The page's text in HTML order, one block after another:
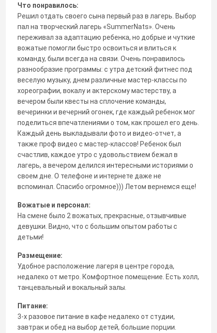
Что понравилось:
Решил отдать своего сына первый раз в лагерь. Выбор
пал на творческий лагерь «SummerNats». Очень
переживал за адаптацию ребенка, но добрые и чуткие
вожатые помогли быстро освоиться и влиться к
команду, были всегда на связи. Очень понравилось
разнообразие программы: с утра детский фитнес под
веселую музыку, днем различные мастер-классы по
хореографии, вокалу и актерскому мастерству, а
вечером были квесты на сплочение команды,
вечеринки и вечерний огонек, где каждый ребенок мог
поделиться впечатлениями о том, как прошел его день.
Каждый день выкладывали фото и видео-отчет, а
также проф видео с мастер-классов! Ребенок был
счастлив, каждое утро с удовольствием бежал в
лагерь, а вечером делился интересными историями о
своем дне. О телефоне и интернете даже не
вспоминал. Спасибо огромное))) Летом вернемся еще!
Вожатые и персонал:
На смене было 2 вожатых, прекрасные, отзывчивые
девушки. Видно, что с большим опытом работы с
детьми!
Размещение:
Удобное расположение лагеря в центре города,
недалеко от метро. Комфортное помещение. Есть холл,
танцевальный и вокальный залы.
Питание:
3-х разовое питание в кафе недалеко от студии,
завтрак и обед на выбор детей, большие порции.